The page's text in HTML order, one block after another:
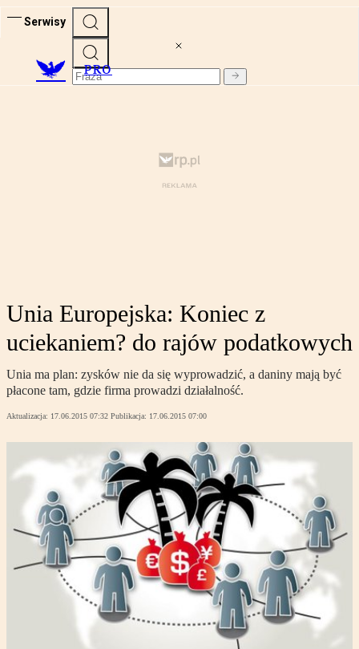
Serwisy
PRO
Unia Europejska: Koniec z
uciekaniem? do rajów podatkowych
Unia ma plan: zysków nie da się wyprowadzić, a daniny mają być
płacone tam, gdzie firma prowadzi działalność.
Aktualizacja: 17.06.2015 07:32 Publikacja: 17.06.2015 07:00